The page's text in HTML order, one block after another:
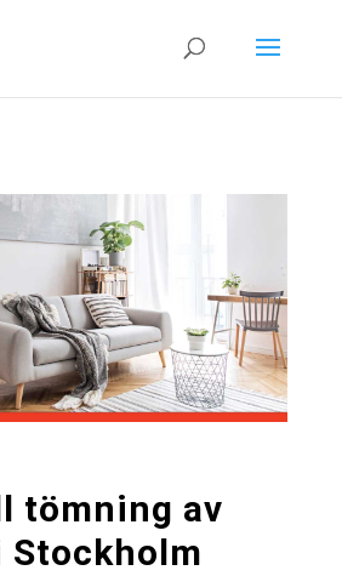
tömning av
Stockholm